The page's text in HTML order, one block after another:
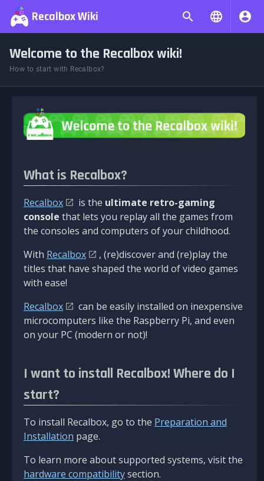
Recalbox Wiki
Welcome to the Recalbox wiki!
How to start with Recalbox?
What is Recalbox?
Recalbox is the ultimate retro-gaming
console that lets you replay all the games from
the consoles and computers of your childhood.
With Recalbox
, (re)discover and (re)play the
titles that have shaped the world of video games
with ease!
Recalbox
can be easily installed on inexpensive
microcomputers like the Raspberry Pi, and even
on your PC (modern or not)!
I want to install Recalbox! Where do I
start?
To install Recalbox, go to the Preparation and
Installation page.
To learn more about supported systems, visit the
hardware compatibilitysection.